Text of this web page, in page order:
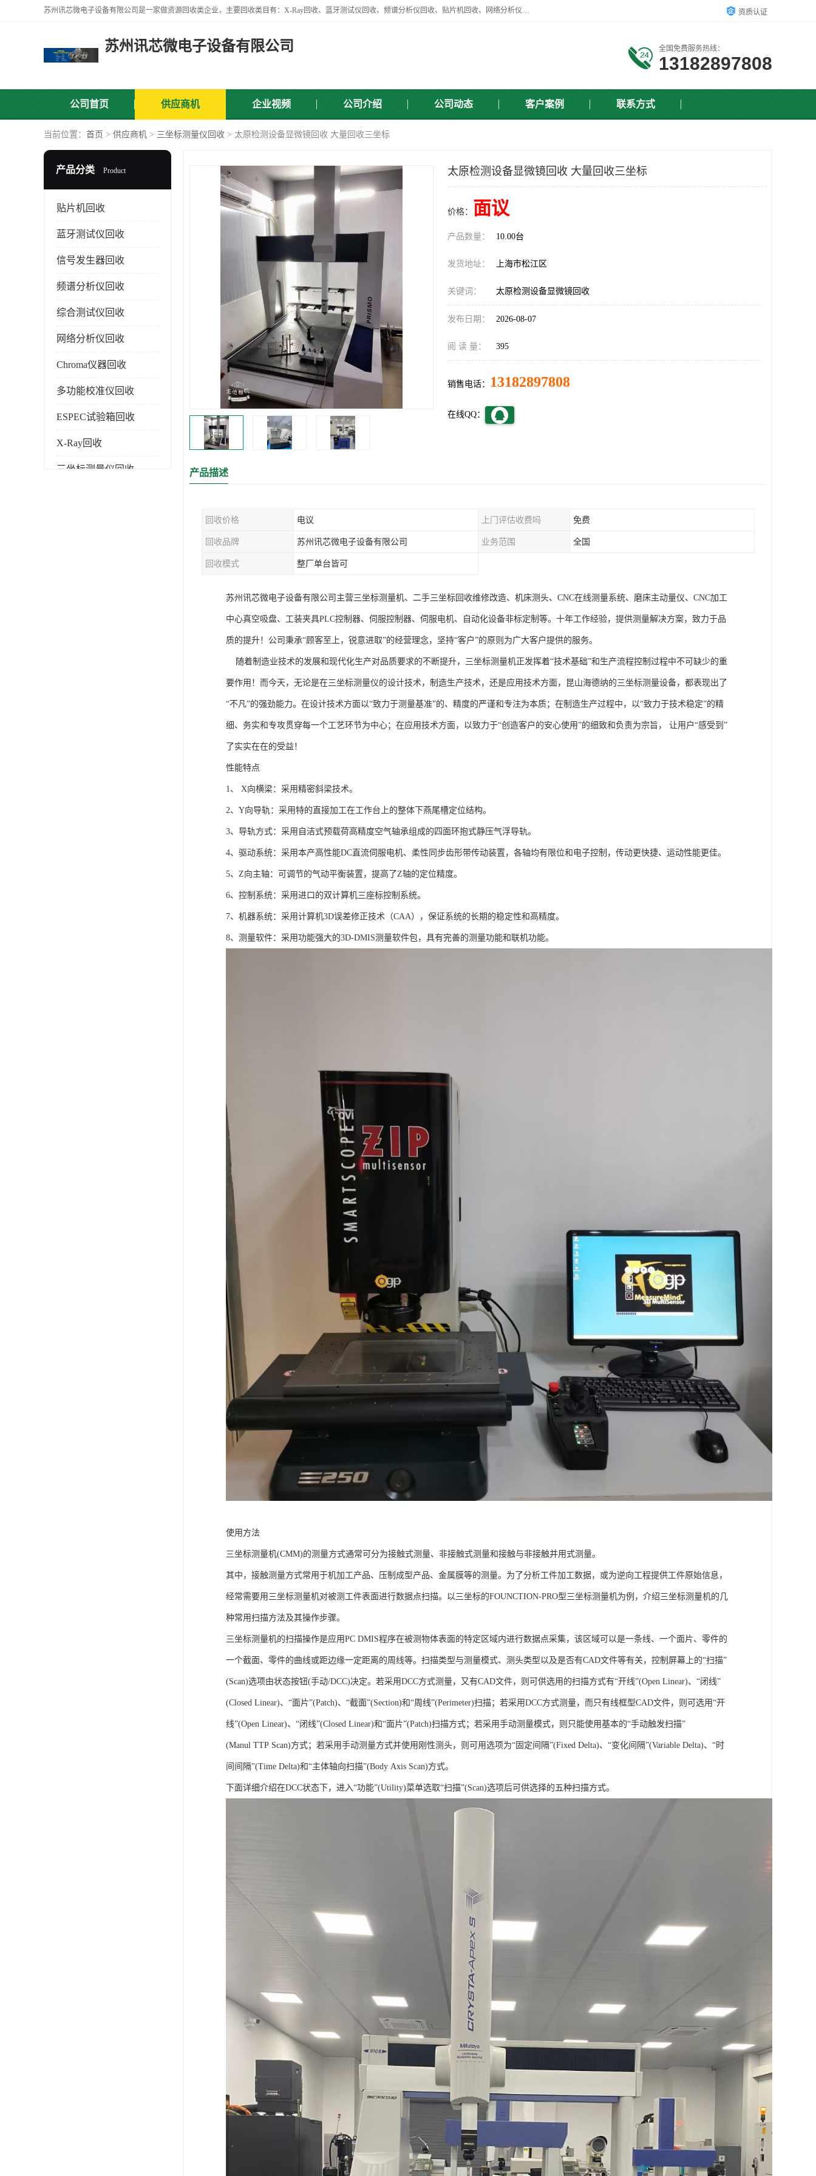
苏州讯芯微电子设备有限公司是一家做资源回收类企业，主要回收类目有：X-Ray回收、蓝牙测试仪回收、频谱分析仪回收、贴片机回收、网络分析仪回收、信号发生器回收等，从企业单位的需求出发，试通过本网络平台的建立有效整合物资市场，使可再生资源获得合理的流通和科学的再利用。 资质认证
苏州讯芯微电子设备有限公司 全国免费服务热线：
13182897808
公司首页 供应商机 企业视频 公司介绍 公司动态 客户案例 联系方式
当前位置： 首页 > 供应商机 > 三坐标测量仪回收 > 太原检测设备显微镜回收 大量回收三坐标
产品分类 Product
贴片机回收
蓝牙测试仪回收
信号发生器回收
频谱分析仪回收
综合测试仪回收
网络分析仪回收
Chroma仪器回收
多功能校准仪回收
ESPEC试验箱回收
X-Ray回收
三坐标测量仪回收
太原检测设备显微镜回收 大量回收三坐标
价格： 面议
产品数量： 10.00台
发货地址： 上海市松江区
关键词： 太原检测设备显微镜回收
发布日期： 2026-08-07
阅 读 量： 395
销售电话： 13182897808
在线QQ：
产品描述
回收价格 电议 上门评估收费吗 免费
回收品牌 苏州讯芯微电子设备有限公司 业务范围 全国
回收模式 整厂单台皆可
苏州讯芯微电子设备有限公司主营三坐标测量机、二手三坐标回收维修改造、机床测头、CNC在线测量系统、磨床主动量仪、CNC加工
中心真空吸盘、工装夹具PLC控制器、伺服控制器、伺服电机、自动化设备非标定制等。十年工作经验，提供测量解决方案，致力于品
质的提升！公司秉承“顾客至上，锐意进取”的经营理念，坚持“客户”的原则为广大客户提供的服务。
随着制造业技术的发展和现代化生产对品质要求的不断提升，三坐标测量机正发挥着“技术基础”和生产流程控制过程中不可缺少的重
要作用！而今天，无论是在三坐标测量仪的设计技术，制造生产技术，还是应用技术方面，昆山海德纳的三坐标测量设备，都表现出了
“不凡”的强劲能力。在设计技术方面以“致力于测量基准”的、精度的严谨和专注为本质；在制造生产过程中，以“致力于技术稳定”的精
细、务实和专攻贯穿每一个工艺环节为中心；在应用技术方面，以致力于“创造客户的安心使用”的细致和负责为宗旨， 让用户“感受到”
了实实在在的受益！
性能特点
1、 X向横梁：采用精密斜梁技术。
2、Y向导轨：采用特的直接加工在工作台上的整体下燕尾槽定位结构。
3、导轨方式：采用自洁式预载荷高精度空气轴承组成的四面环抱式静压气浮导轨。
4、驱动系统：采用本产高性能DC直流伺服电机、柔性同步齿形带传动装置，各轴均有限位和电子控制，传动更快捷、运动性能更佳。
5、Z向主轴：可调节的气动平衡装置，提高了Z轴的定位精度。
6、控制系统：采用进口的双计算机三座标控制系统。
7、机器系统：采用计算机3D误差修正技术（CAA），保证系统的长期的稳定性和高精度。
8、测量软件：采用功能强大的3D-DMIS测量软件包，具有完善的测量功能和联机功能。
使用方法
三坐标测量机(CMM)的测量方式通常可分为接触式测量、非接触式测量和接触与非接触并用式测量。
其中，接触测量方式常用于机加工产品、压制成型产品、金属膜等的测量。为了分析工件加工数据，或为逆向工程提供工件原始信息，
经常需要用三坐标测量机对被测工件表面进行数据点扫描。以三坐标的FOUNCTION-PRO型三坐标测量机为例，介绍三坐标测量机的几
种常用扫描方法及其操作步骤。
三坐标测量机的扫描操作是应用PC DMIS程序在被测物体表面的特定区域内进行数据点采集，该区域可以是一条线、一个面片、零件的
一个截面、零件的曲线或距边缘一定距离的周线等。扫描类型与测量模式、测头类型以及是否有CAD文件等有关，控制屏幕上的“扫描”
(Scan)选项由状态按钮(手动/DCC)决定。若采用DCC方式测量，又有CAD文件，则可供选用的扫描方式有“开线”(Open Linear)、“闭线”
(Closed Linear)、“面片”(Patch)、“截面”(Section)和“周线”(Perimeter)扫描；若采用DCC方式测量，而只有线框型CAD文件，则可选用“开
线”(Open Linear)、“闭线”(Closed Linear)和“面片”(Patch)扫描方式；若采用手动测量模式，则只能使用基本的“手动触发扫描”
(Manul TTP Scan)方式；若采用手动测量方式并使用刚性测头，则可用选项为“固定间隔”(Fixed Delta)、“变化间隔”(Variable Delta)、“时
间间隔”(Time Delta)和“主体轴向扫描”(Body Axis Scan)方式。
下面详细介绍在DCC状态下，进入“功能”(Utility)菜单选取“扫描”(Scan)选项后可供选择的五种扫描方式。